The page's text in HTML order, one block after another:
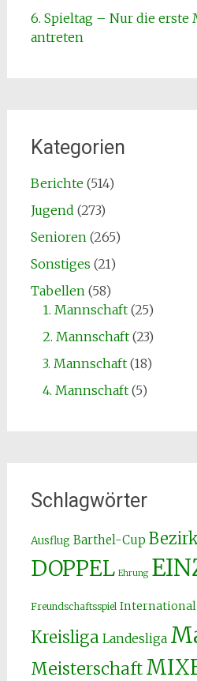
6. Spieltag – Nur die
antreten
Kategorien
Berichte(514)
Jugend (273)
Senioren (265)
Sonstiges (21)
Tabellen (58)
1. Mannschaft(25)
2. Mannschaft(23)
3. Mannschaft(18)
4. Mannschaft(5)
Schlagwörter
Ausflug Barthel-Cup
DOPPEL Ehrung
Freundschaftsspiel International
Kreisliga Landesliga
Meisterschaft